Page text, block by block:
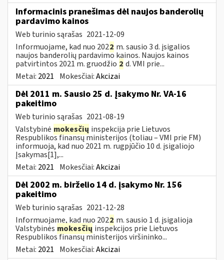
Informacinis pranešimas dėl naujos banderolių
pardavimo kainos
Web turinio sąrašas 2021-12-09
Informuojame, kad nuo 2022 m. sausio 3 d. įsigalios
naujos banderolių pardavimo kainos. Naujos kainos
patvirtintos 2021 m. gruodžio 2 d. VMI prie...
Metai: 2021 Mokesčiai:Akcizai
Dėl 2011 m. Sausio 25 d. Įsakymo Nr. VA-16
pakeitimo
Web turinio sąrašas 2021-08-19
Valstybinė mokesčių inspekcija prie Lietuvos
Respublikos finansų ministerijos (toliau – VMI prie FM)
informuoja, kad nuo 2021 m. rugpjūčio 10 d. įsigaliojo
Įsakymas[1],...
Metai: 2021 Mokesčiai:Akcizai
Dėl 2002 m. birželio 14 d. įsakymo Nr. 156
pakeitimo
Web turinio sąrašas 2021-12-28
Informuojame, kad nuo 2022 m. sausio 1 d. įsigalioja
Valstybinės mokesčių inspekcijos prie Lietuvos
Respublikos finansų ministerijos viršininko...
Metai: 2021 Mokesčiai:Akcizai